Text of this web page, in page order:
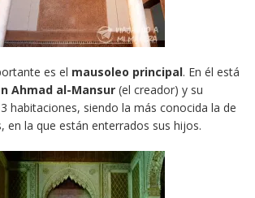
es el mausoleo principal. En él está
Ahmad al-Mansur (el creador) y su
habitaciones, siendo la más conocida la de
en la que están enterrados sus hijos.